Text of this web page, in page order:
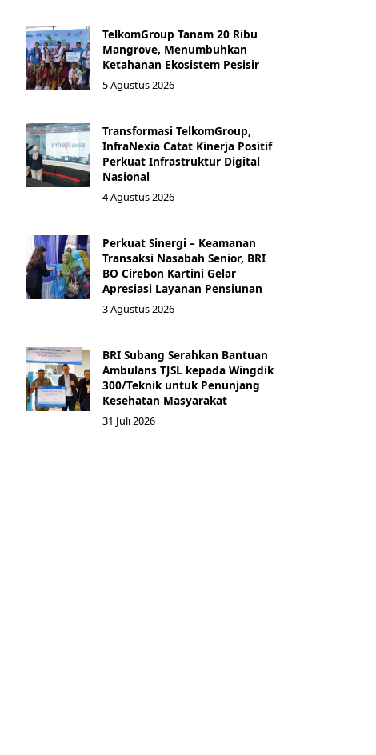
TelkomGroup Tanam 20 Ribu
Mangrove, Menumbuhkan
Ketahanan Ekosistem Pesisir
5 Agustus 2026
Transformasi TelkomGroup,
InfraNexia Catat Kinerja Positif
Perkuat Infrastruktur Digital
Nasional
4 Agustus 2026
Perkuat Sinergi – Keamanan
Transaksi Nasabah Senior, BRI
BO Cirebon Kartini Gelar
Apresiasi Layanan Pensiunan
3 Agustus 2026
BRI Subang Serahkan Bantuan
Ambulans TJSL kepada Wingdik
300/Teknik untuk Penunjang
Kesehatan Masyarakat ​
31 Juli 2026